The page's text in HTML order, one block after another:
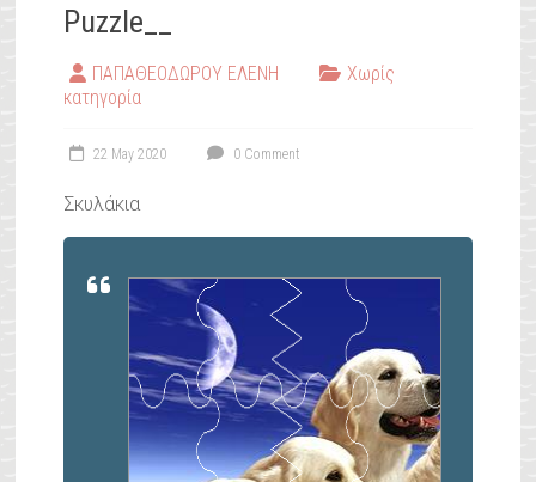
Puzzle__
ΠΑΠΑΘΕΟΔΩΡΟΥ ΕΛΕΝΗ
Χωρίς
κατηγορία
22 May 2020 0 Comment
Σκυλάκια